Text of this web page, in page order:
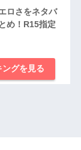
ロさをネタバ
め！R15指定
ングを見る